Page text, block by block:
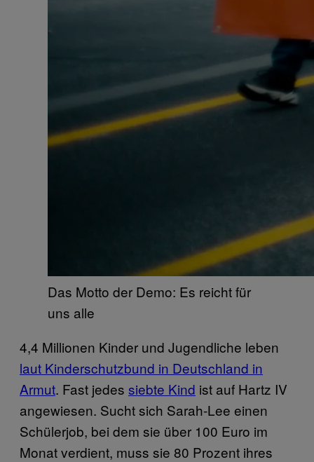
Das Motto der Demo: Es reicht für
uns alle
4,4 Millionen Kinder und Jugendliche leben
laut Kinderschutzbund in Deutschland in
Armut. Fast jedes siebte Kind ist auf Hartz IV
angewiesen. Sucht sich Sarah-Lee einen
Schülerjob, bei dem sie über 100 Euro im
Monat verdient, muss sie 80 Prozent ihres